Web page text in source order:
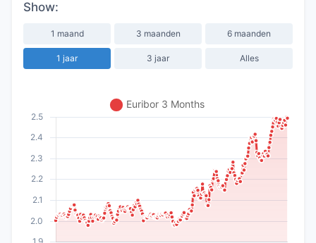
Show:
1 maand 3 maanden 6 maanden
1 jaar 3 jaar Alles